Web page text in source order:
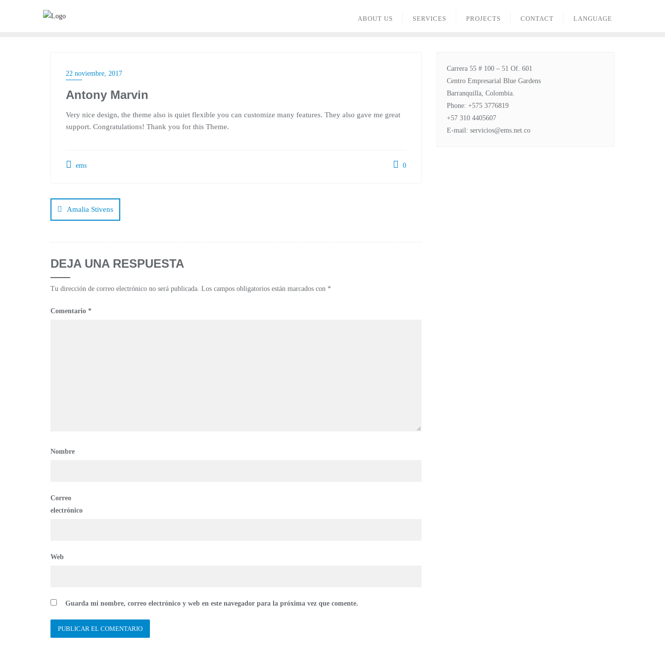
ABOUT US SERVICES PROJECTS CONTACT LANGUAGE
22 noviembre, 2017
Antony Marvin
Very nice design, the theme also is quiet flexible you can customize many features. They also gave me great
support. Congratulations! Thank you for this Theme.
ems 0
Amalia Stivens
DEJA UNA RESPUESTA
Tu dirección de correo electrónico no será publicada. Los campos obligatorios están marcados con *
Comentario *
Nombre
Correo
electrónico
Web
Guarda mi nombre, correo electrónico y web en este navegador para la próxima vez que comente.
Carrera 55 # 100 – 51 Of. 601
Centro Empresarial Blue Gardens
Barranquilla, Colombia.
Phone: +575 3776819
+57 310 4405607
E-mail: servicios@ems.net.co